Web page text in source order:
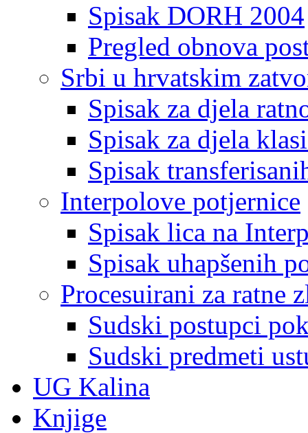
Spisak DORH 2004
Pregled obnova
Srbi u hrvatskim
Spisak za djela
Spisak za djela
Spisak
Interpolove potjernice
Spisak lica na
Spisak uhapšenih
Procesuirani za ratne
Sudski postupci
Sudski predmeti
UG Kalina
Knjige